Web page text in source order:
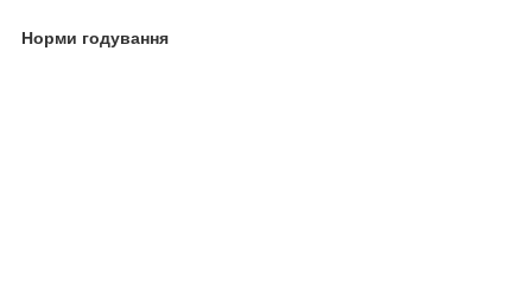
Норми годування